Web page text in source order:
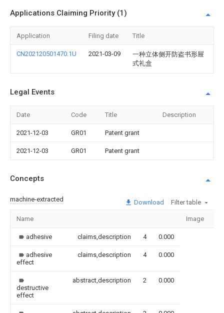
Applications Claiming Priority (1)
Application Filing date Title
CN202120501470.1U 2021-03-09
一种立体侧开防盗书形屉
式礼盒
Legal Events
Date Code Title Description
2021-12-03 GR01 Patent grant
2021-12-03 GR01 Patent grant
Concepts
machine-extracted Download Filter table
Name Image
adhesive claims,description 4 0.000
adhesive
effect
claims,description 4 0.000
destructive
effect
abstract,description 2 0.000